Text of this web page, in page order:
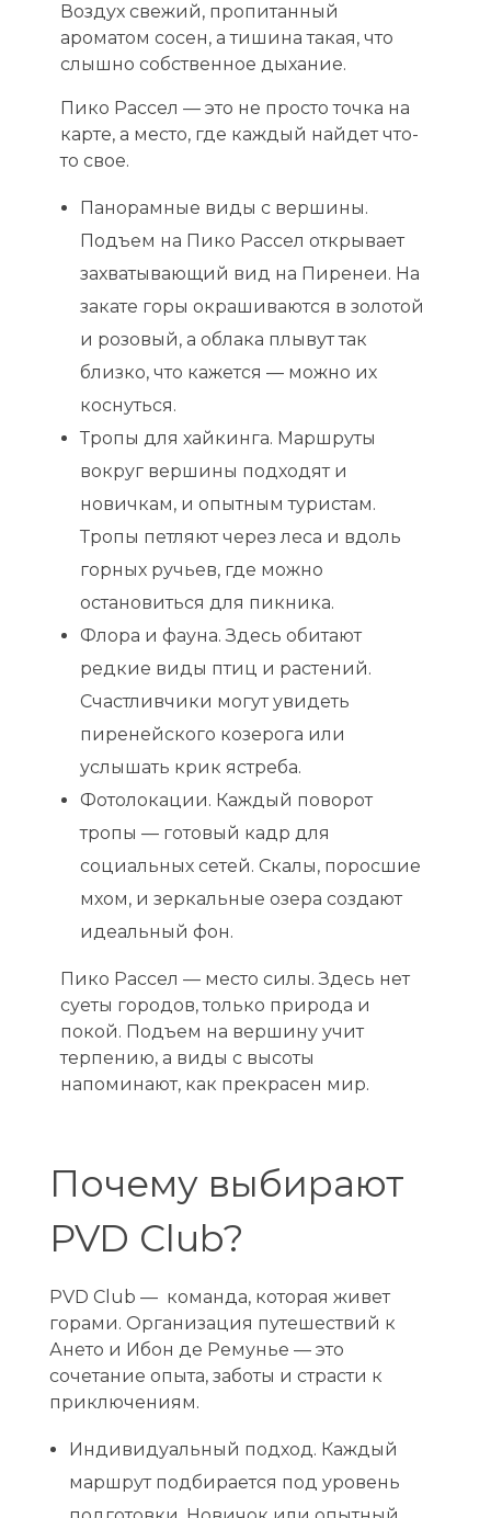
Воздух свежий, пропитанный
ароматом сосен, а тишина такая, что
слышно собственное дыхание.
Пико Рассел — это не просто точка на
карте, а место, где каждый найдет что-
то свое.
Панорамные виды с вершины.
Подъем на Пико Рассел открывает
захватывающий вид на Пиренеи. На
закате горы окрашиваются в золотой
и розовый, а облака плывут так
близко, что кажется — можно их
коснуться.
Тропы для хайкинга. Маршруты
вокруг вершины подходят и
новичкам, и опытным туристам.
Тропы петляют через леса и вдоль
горных ручьев, где можно
остановиться для пикника.
Флора и фауна. Здесь обитают
редкие виды птиц и растений.
Счастливчики могут увидеть
пиренейского козерога или
услышать крик ястреба.
Фотолокации. Каждый поворот
тропы — готовый кадр для
социальных сетей. Скалы, поросшие
мхом, и зеркальные озера создают
идеальный фон.
Пико Рассел — место силы. Здесь нет
суеты городов, только природа и
покой. Подъем на вершину учит
терпению, а виды с высоты
напоминают, как прекрасен мир.
Почему выбирают
PVD Club?
PVD Club — команда, которая живет
горами. Организация путешествий к
Ането и Ибон де Ремунье — это
сочетание опыта, заботы и страсти к
приключениям.
Индивидуальный подход. Каждый
маршрут подбирается под уровень